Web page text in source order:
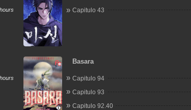
Capitulo 43
Basara
Capitulo 94
Capitulo 93
Capitulo 92.40